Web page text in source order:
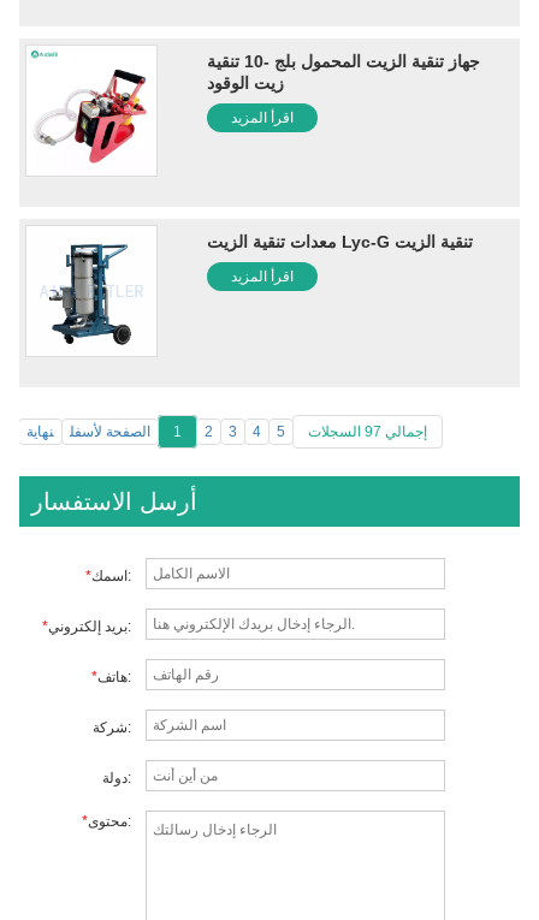
جهاز تنقية الزيت المحمول بلج -10 تنقية
زيت الوقود
اقرأ المزيد
معدات تنقية الزيت Lyc-G تنقية الزيت
اقرأ المزيد
إجمالي 97 السجلات 1 2 3 4 5 الصفحة لأسفل نهاية
أرسل الاستفسار
* اسمك:
* بريد إلكتروني:
* هاتف:
شركة:
دولة:
* محتوى: